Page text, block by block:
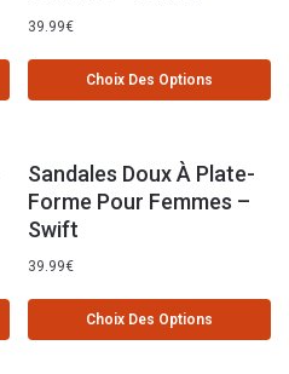
39.99€
Choix Des Options
Sandales Doux À Plate-
Forme Pour Femmes –
Swift
39.99€
Choix Des Options